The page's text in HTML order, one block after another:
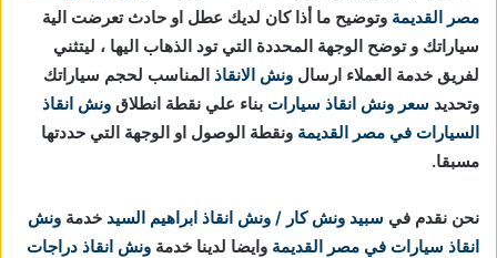
مصر القديمة وتوضيح ما أذا كان لديك عطل او حادث تعرضت الية
سياراتك و توضح الوجهة المحددة التي تود الذهاب اليها ، ليتثني
لفريق خدمة العملاء ارسال ونش الانقاذ المناسب لحجم سياراتك
وتحديد سعر ونش انقاذ سيارات بناء علي نقطة انطلاق ونش انقاذ
السيارات في مصر القديمة ونقطة الوصول او الوجهة التي حددتها
مسبقا.
نحن نقدم في سبيد ونش كار / ونش انقاذ ابراهيم السيد خدمة ونش
انقاذ سيارات في مصر القديمة وايضا لدينا خدمة ونش انقاذ دراجات